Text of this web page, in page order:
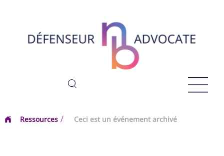
Ressources Ceci est un événement archivé